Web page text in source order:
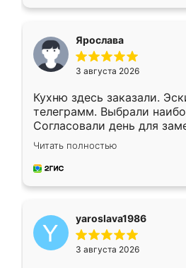
Ярослава
3 августа 2026
Кухню здесь заказали.
телеграмм. Выбрали
Согласовали день для
недели кухня была уже
довольны работой.
мебель за качественную
Читать полностью
yaroslava1986
3 августа 2026